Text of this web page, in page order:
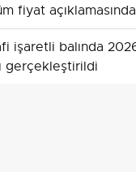
fiyat açıklamasında
işaretli balında
gerçekleştirildi